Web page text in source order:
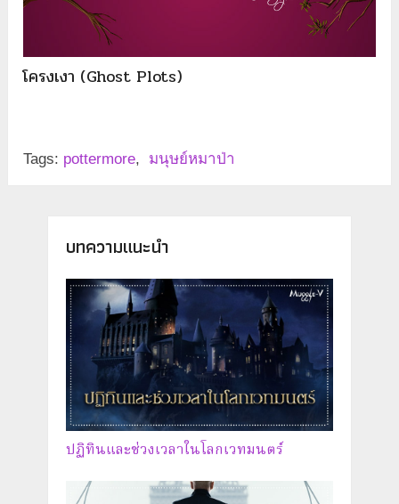
โครงเงา (Ghost Plots)
Tags: pottermore, มนุษย์หมาป่า
บทความแนะนำ
ปฏิทินและช่วงเวลาในโลกเวทมนตร์